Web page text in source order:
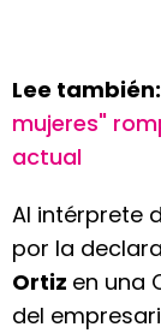
Lee también:
mujeres"
actual
Al intérprete
por la
Ortiz en una
del